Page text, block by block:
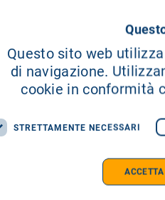
Questo sito web
di navigazione.
cookie in conformità
STRETTAMENTE NECESSARI